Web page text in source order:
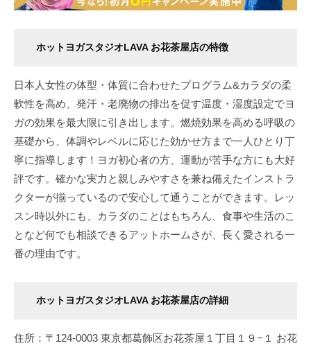
ホットヨガスタジオLAVA お花茶屋店の特徴
日本人女性の体型・体質に合わせたプログラム&カラダの柔
軟性を高め、発汗・老廃物の排出を促す温度・湿度設定でヨ
ガの効果を最大限に引き出します。燃焼効果を高める呼吸の
基礎から、体調やレベルに応じた効かせ方まで一人ひとり丁
寧に指導します！ヨガ初心者の方、運動が苦手な方にも大好
評です。確かな実力と親しみやすさを兼ね備えたインストラ
クターが揃っているので安心して通うことができます。レッ
スン時以外にも、カラダのことはもちろん、食事や生活のこ
となど何でも相談できるアットホームさが、長く愛される一
番の理由です。
ホットヨガスタジオLAVA お花茶屋店の詳細
住所：〒124-0003 東京都葛飾区お花茶屋１丁目１９−１ お花